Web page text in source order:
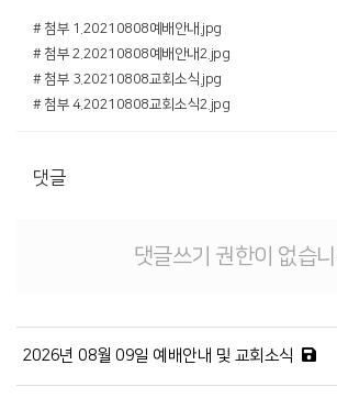
# 첨부 1.20210808예배안내.jpg
# 첨부 2.20210808예배안내2.jpg
# 첨부 3.20210808교회소식.jpg
# 첨부 4.20210808교회소식2.jpg
댓글
댓글쓰기 권한이 없습
2026년 08월 09일 예배안내 및 교회소식